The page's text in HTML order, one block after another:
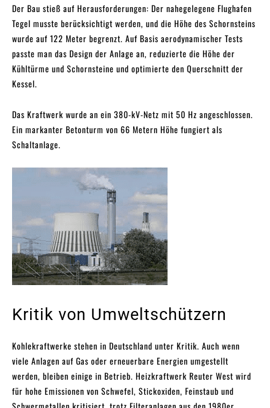
Der Bau stieß auf Herausforderungen: Der nahegelegene Flughafen
Tegel musste berücksichtigt werden, und die Höhe des Schornsteins
wurde auf 122 Meter begrenzt. Auf Basis aerodynamischer Tests
passte man das Design der Anlage an, reduzierte die Höhe der
Kühltürme und Schornsteine und optimierte den Querschnitt der
Kessel.
Das Kraftwerk wurde an ein 380-kV-Netz mit 50 Hz angeschlossen.
Ein markanter Betonturm von 66 Metern Höhe fungiert als
Schaltanlage.
Kritik von Umweltschützern
Kohlekraftwerke stehen in Deutschland unter Kritik. Auch wenn
viele Anlagen auf Gas oder erneuerbare Energien umgestellt
werden, bleiben einige in Betrieb. Heizkraftwerk Reuter West wird
für hohe Emissionen von Schwefel, Stickoxiden, Feinstaub und